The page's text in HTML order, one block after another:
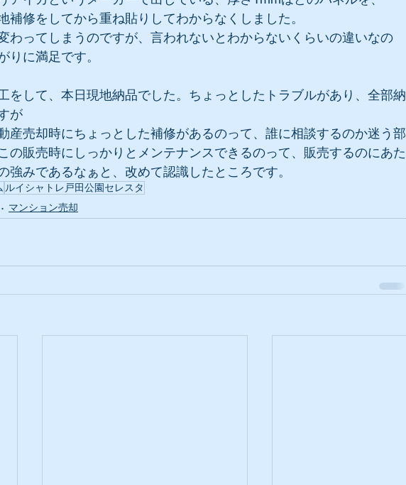
補修をしてから重ね貼りしてわからなくしました。
わってしまうのですが、言われないとわからないくらいの違いなの
りに満足です。
をして、本日現地納品でした。ちょっとしたトラブルがあり、全部納
が
産売却時にちょっとした補修があるのって、誰に相談するのか迷う部
の販売時にしっかりとメンテナンスできるのって、販売するのにあた
強みであるなぁと、改めて認識したところです。
ルイシャトレ戸田公園セレスタ
マンション売却